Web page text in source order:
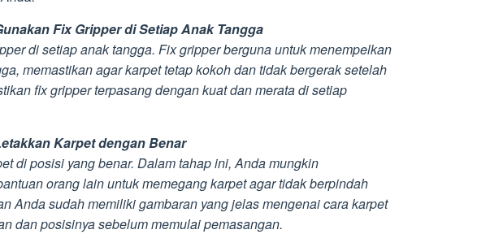
Fix Gripper di Setiap Anak Tangga
di setiap anak tangga. Fix gripper berguna untuk menempelkan
memastikan agar karpet tetap kokoh dan tidak bergerak setelah
fix gripper terpasang dengan kuat dan merata di setiap
Karpet dengan Benar
di posisi yang benar. Dalam tahap ini, Anda mungkin
orang lain untuk memegang karpet agar tidak berpindah
Anda sudah memiliki gambaran yang jelas mengenai cara karpet
dan posisinya sebelum memulai pemasangan.